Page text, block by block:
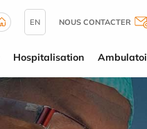
EN NOUS CONTACTER
Hospitalisation